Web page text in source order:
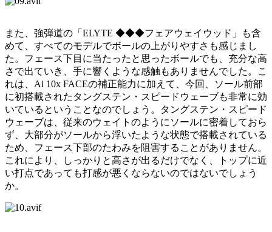
また、強弾道の「ELYTE ◆◆◆フェアウェイウッド」も含
めて、すべてのモデルでボールの上がりやすさも感じまし
た。フェース下目に当たったと思ったボールでも、充分な高
さで出ていき、手に響くような感触もありませんでした。こ
れは、Ai 10x FACEの補正能力に加えて、今回、ソール前部
に初搭載されたタングステン・スピードウェーブも非常に効
いているということなのでしょう。タングステン・スピード
ウェーブは、従来のウェイトのようにソールに密着しておら
ず、大部分がソールから浮いたような状態で搭載されている
ため、フェース下部のたわみを阻害することがありません。
これにより、しっかりと高さが出るだけでなく、トップに近
い打点であっても打感が悪くならないのではないでしょう
か。